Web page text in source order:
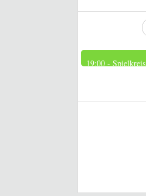
19:00 - Spielkreis der Frauen